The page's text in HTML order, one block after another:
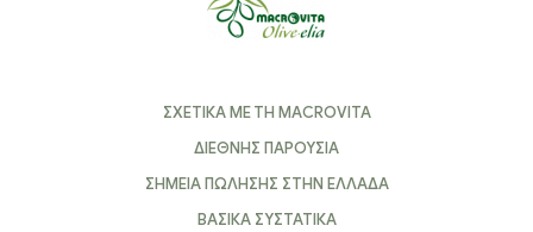
ΣΧΕΤΙΚΑ ΜΕ ΤΗ MACROVITA
ΔΙΕΘΝΗΣ ΠΑΡΟΥΣΙΑ
ΣΗΜΕΙΑ ΠΩΛΗΣΗΣ ΣΤΗΝ ΕΛΛΑΔΑ
ΒΑΣΙΚΑ ΣΥΣΤΑΤΙΚΑ